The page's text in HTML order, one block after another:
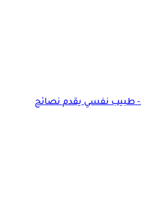
نتيجة الثانوية العامة 2026- طبيب نفسي يقدم نصائح